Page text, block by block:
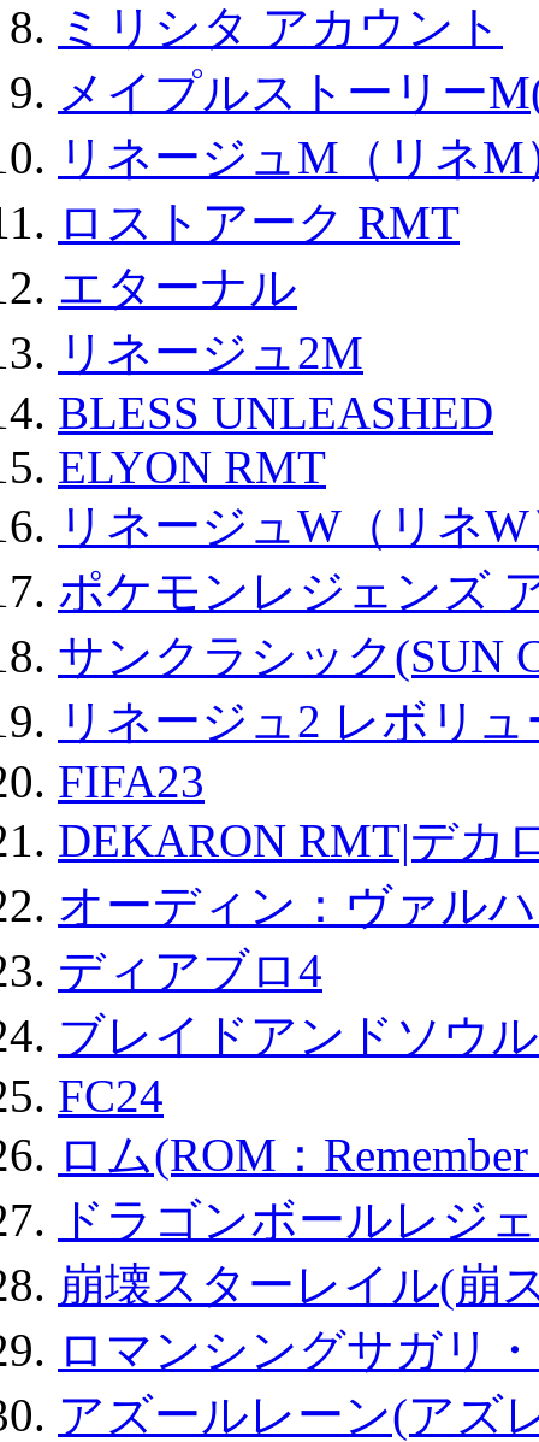
ミリシタ アカウント
メイプルストーリー
リネージュM（リネM
ロストアーク RMT
エターナル
リネージュ2M
BLESS UNLEASHED
ELYON RMT
リネージュW（リネ
ポケモンレジェンズ
サンクラシック(SUN
リネージュ2 レボリ
FIFA23
DEKARON RMT|デカ
オーディン：ヴァル
ディアブロ4
ブレイドアンドソウ
FC24
ロム(ROM：
ドラゴンボールレジ
崩壊スターレイル(崩
ロマンシングサガリ
アズールレーン(アズ